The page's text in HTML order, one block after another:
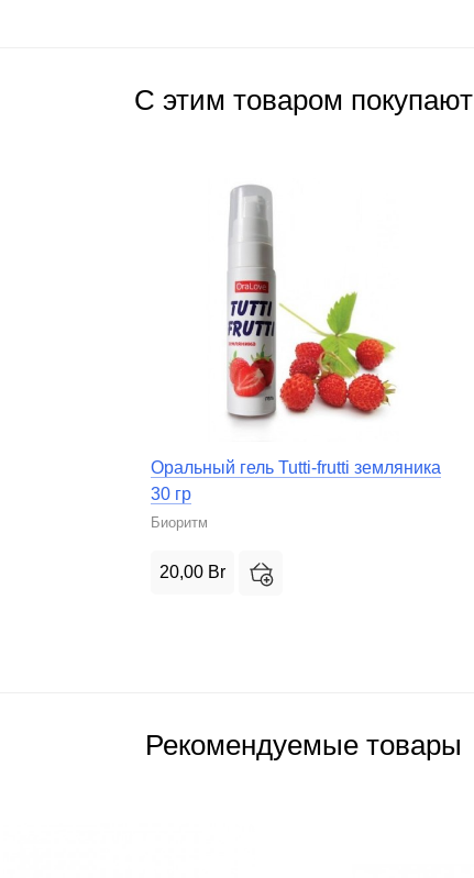
С этим товаром покупают
Оральный гель Tutti-frutti земляника
30 гр
Биоритм
20,00 Br
Рекомендуемые товары